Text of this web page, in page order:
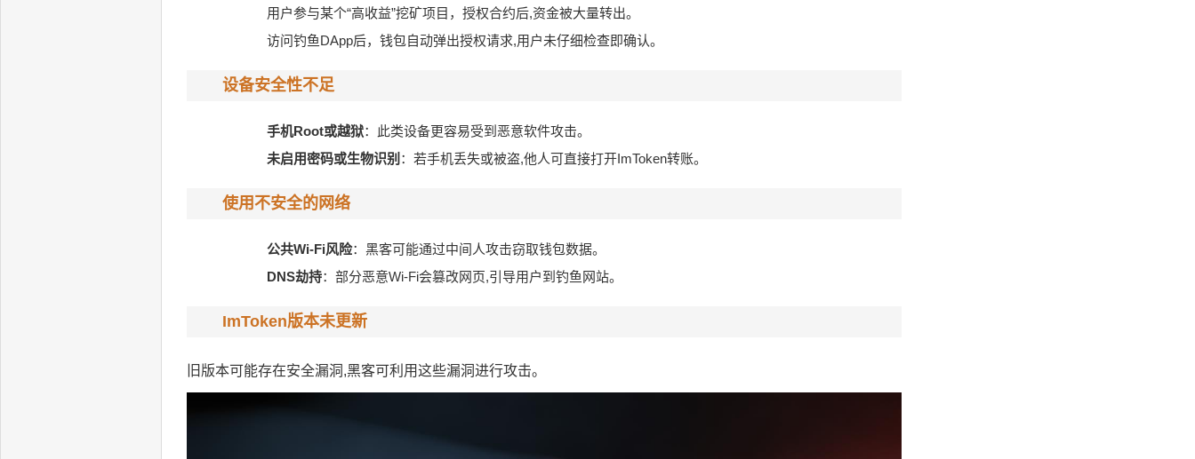
用户参与某个“高收益”挖矿项目，授权合约后,资金被大量转出。
访问钓鱼DApp后，钱包自动弹出授权请求,用户未仔细检查即确认。
设备安全性不足
手机Root或越狱：此类设备更容易受到恶意软件攻击。
未启用密码或生物识别 ：若手机丢失或被盗,他人可直接打开ImToken转账。
使用不安全的网络
公共Wi-Fi风险：黑客可能通过中间人攻击窃取钱包数据。
DNS劫持：部分恶意Wi-Fi会篡改网页,引导用户到钓鱼网站。
ImToken版本未更新
旧版本可能存在安全漏洞,黑客可利用这些漏洞进行攻击。